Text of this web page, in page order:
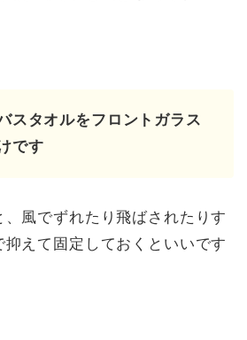
スタオルをフロントガラス
です
風でずれたり飛ばされたりす
抑えて固定しておくといいです